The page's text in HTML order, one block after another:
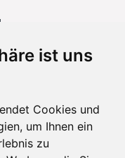
ist uns
Cookies und
um Ihnen ein
zu